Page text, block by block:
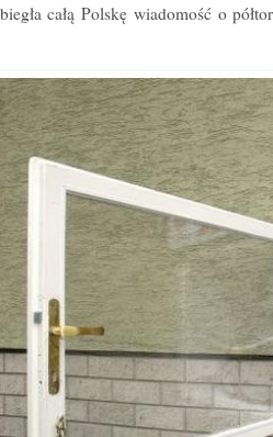
całą Polskę wiadomość o